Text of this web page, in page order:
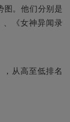
图。他们分别是
、《女神异闻录
从高至低排名